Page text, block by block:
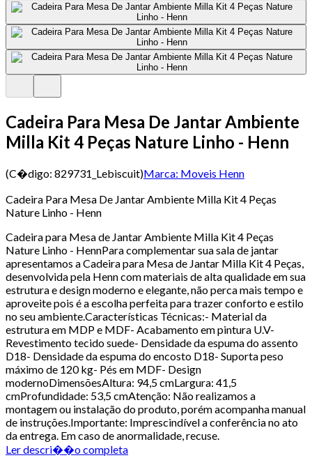
Cadeira Para Mesa De Jantar Ambiente
Milla Kit 4 Peças Nature Linho - Henn
(C�digo: 829731_Lebiscuit)Marca: Moveis Henn
Cadeira Para Mesa De Jantar Ambiente Milla Kit 4 Peças
Nature Linho - Henn
Cadeira para Mesa de Jantar Ambiente Milla Kit 4 Peças
Nature Linho - HennPara complementar sua sala de jantar
apresentamos a Cadeira para Mesa de Jantar Milla Kit 4 Peças,
desenvolvida pela Henn com materiais de alta qualidade em sua
estrutura e design moderno e elegante, não perca mais tempo e
aproveite pois é a escolha perfeita para trazer conforto e estilo
no seu ambiente.Características Técnicas:- Material da
estrutura em MDP e MDF- Acabamento em pintura U.V-
Revestimento tecido suede- Densidade da espuma do assento
D18- Densidade da espuma do encosto D18- Suporta peso
máximo de 120 kg- Pés em MDF- Design
modernoDimensõesAltura: 94,5 cmLargura: 41,5
cmProfundidade: 53,5 cmAtenção: Não realizamos a
montagem ou instalação do produto, porém acompanha manual
de instruções.Importante: Imprescindível a conferência no ato
da entrega. Em caso de anormalidade, recuse.
Ler descri��o completa